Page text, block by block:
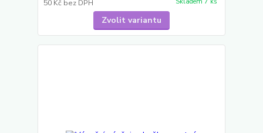
50 Kč bez DPH
Zvolit variantu